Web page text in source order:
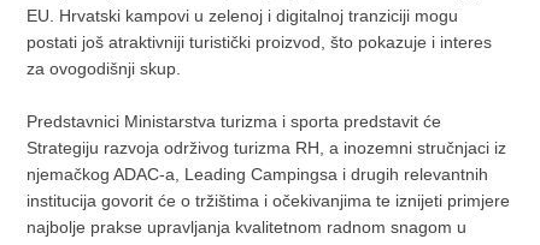
EU. Hrvatski kampovi u zelenoj i digitalnoj tranziciji mogu
postati još atraktivniji turistički proizvod, što pokazuje i interes
za ovogodišnji skup.
Predstavnici Ministarstva turizma i sporta predstavit će
Strategiju razvoja održivog turizma RH, a inozemni stručnjaci iz
njemačkog ADAC-a, Leading Campingsa i drugih relevantnih
institucija govorit će o tržištima i očekivanjima te iznijeti primjere
najbolje prakse upravljanja kvalitetnom radnom snagom u